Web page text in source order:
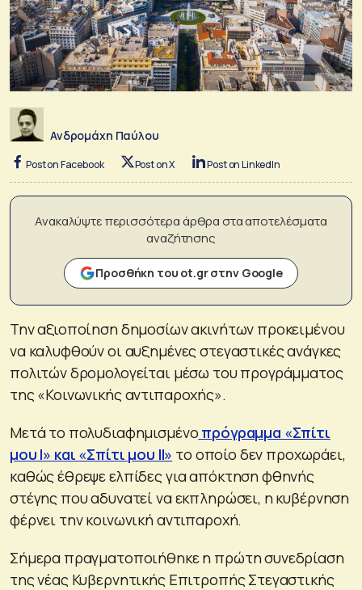
Ανδρομάχη Παύλου
Post on Facebook Post on X Post on LinkedIn
Ανακαλύψτε περισσότερα άρθρα στα αποτελέσματα
αναζήτησης
Προσθήκη του ot.gr στην Google
Την αξιοποίηση δημοσίων ακινήτων προκειμένου
να καλυφθούν οι αυξημένες στεγαστικές ανάγκες
πολιτών δρομολογείται μέσω του προγράμματος
της «Κοινωνικής αντιπαροχής».
Μετά το πολυδιαφημισμένο πρόγραμμα «Σπίτι
μου Ι» και «Σπίτι μου ΙΙ» το οποίο δεν προχωράει,
καθώς έθρεψε ελπίδες για απόκτηση φθηνής
στέγης που αδυνατεί να εκπληρώσει, η κυβέρνηση
φέρνει την κοινωνική αντιπαροχή.
Σήμερα πραγματοποιήθηκε η πρώτη συνεδρίαση
της νέας Κυβερνητικής Επιτροπής Στεγαστικής